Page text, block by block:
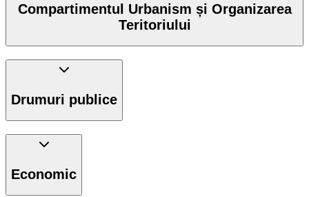
Compartimentul Urbanism și Organizarea
Teritoriului
Drumuri publice
Economic